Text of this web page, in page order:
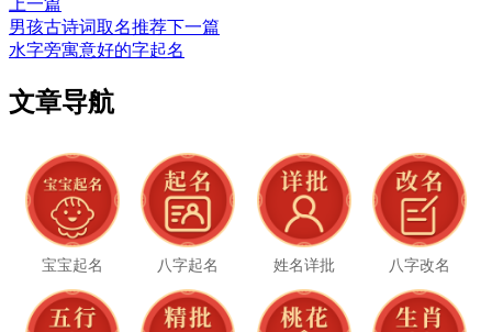
上一篇
男孩古诗词取名推荐下一篇
水字旁寓意好的字起名
文章导航
宝宝起名 八字起名 姓名详批 八字改名